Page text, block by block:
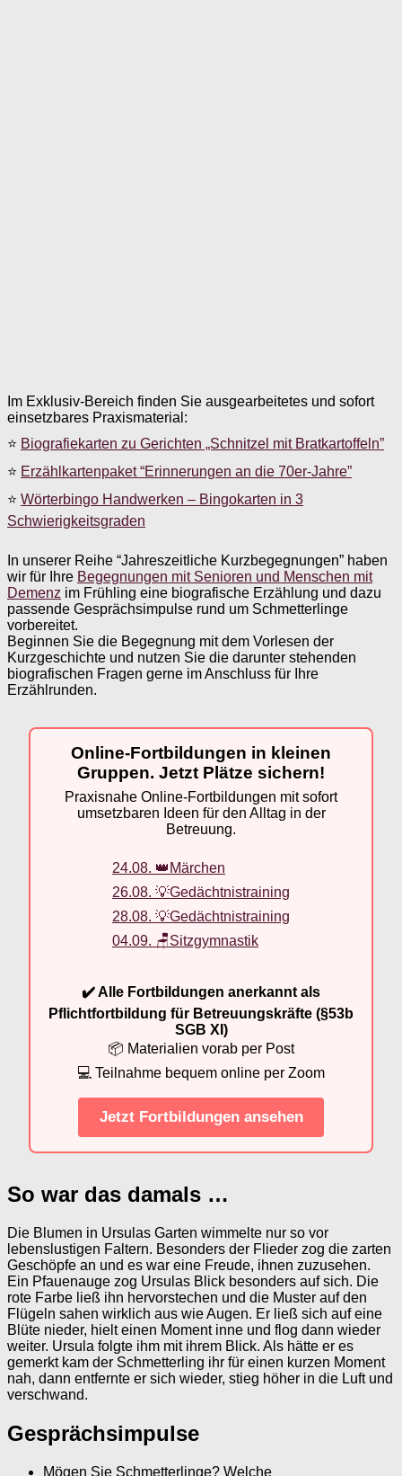
Im Exklusiv-Bereich finden Sie ausgearbeitetes und sofort
einsetzbares Praxismaterial:
⭐ Biografiekarten zu Gerichten „Schnitzel mit Bratkartoffeln”
⭐ Erzählkartenpaket “Erinnerungen an die 70er-Jahre”
⭐ Wörterbingo Handwerken – Bingokarten in 3
Schwierigkeitsgraden
In unserer Reihe “Jahreszeitliche Kurzbegegnungen” haben
wir für Ihre Begegnungen mit Senioren und Menschen mit
Demenz im Frühling eine biografische Erzählung und dazu
passende Gesprächsimpulse rund um Schmetterlinge
vorbereitet.
Beginnen Sie die Begegnung mit dem Vorlesen der
Kurzgeschichte und nutzen Sie die darunter stehenden
biografischen Fragen gerne im Anschluss für Ihre
Erzählrunden.
Online-Fortbildungen in kleinen
Gruppen. Jetzt Plätze sichern!
Praxisnahe Online-Fortbildungen mit sofort
umsetzbaren Ideen für den Alltag in der
Betreuung.
24.08. 👑Märchen
26.08. 💡Gedächtnistraining
28.08. 💡Gedächtnistraining
04.09. 🪑Sitzgymnastik
✔️ Alle Fortbildungen anerkannt als
Pflichtfortbildung für Betreuungskräfte (§53b
SGB XI)
📦 Materialien vorab per Post
💻 Teilnahme bequem online per Zoom
Jetzt Fortbildungen ansehen
So war das damals …
Die Blumen in Ursulas Garten wimmelte nur so vor
lebenslustigen Faltern. Besonders der Flieder zog die zarten
Geschöpfe an und es war eine Freude, ihnen zuzusehen.
Ein Pfauenauge zog Ursulas Blick besonders auf sich. Die
rote Farbe ließ ihn hervorstechen und die Muster auf den
Flügeln sahen wirklich aus wie Augen. Er ließ sich auf eine
Blüte nieder, hielt einen Moment inne und flog dann wieder
weiter. Ursula folgte ihm mit ihrem Blick. Als hätte er es
gemerkt kam der Schmetterling ihr für einen kurzen Moment
nah, dann entfernte er sich wieder, stieg höher in die Luft und
verschwand.
Gesprächsimpulse
Mögen Sie Schmetterlinge? Welche